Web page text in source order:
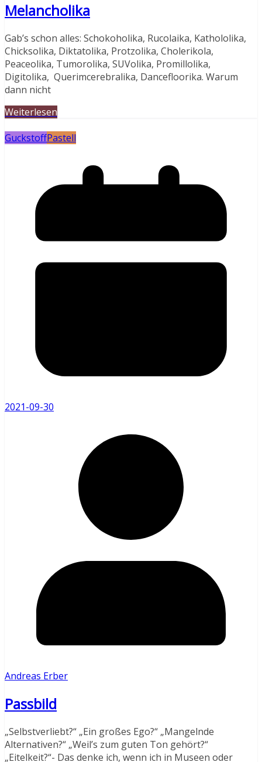
Melancholika
Gab’s schon alles: Schokoholika, Rucolaika, Kathololika,
Chicksolika, Diktatolika, Protzolika, Cholerikola,
Peaceolika, Tumorolika, SUVolika, Promillolika,
Digitolika, Querimcerebralika, Dancefloorika. Warum
dann nicht
Weiterlesen
GuckstoffPastell
2021-09-30
Andreas Erber
Passbild
„Selbstverliebt?“ „Ein großes Ego?“ „Mangelnde
Alternativen?“ „Weil’s zum guten Ton gehört?“
„Eitelkeit?“- Das denke ich, wenn ich in Museen oder